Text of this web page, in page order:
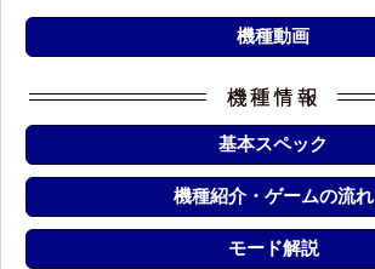
機種動画
基本スペック
機種紹介・ゲームの流れ
モード解説